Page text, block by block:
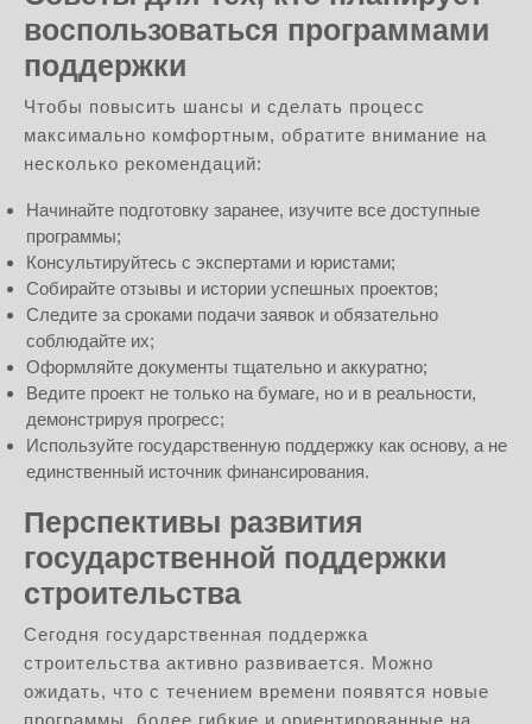
воспользоваться программами
поддержки
Чтобы повысить шансы и сделать процесс
максимально комфортным, обратите внимание на
несколько рекомендаций:
Начинайте подготовку заранее, изучите все доступные
программы;
Консультируйтесь с экспертами и юристами;
Собирайте отзывы и истории успешных проектов;
Следите за сроками подачи заявок и обязательно
соблюдайте их;
Оформляйте документы тщательно и аккуратно;
Ведите проект не только на бумаге, но и в реальности,
демонстрируя прогресс;
Используйте государственную поддержку как основу, а не
единственный источник финансирования.
Перспективы развития
государственной поддержки
строительства
Сегодня государственная поддержка
строительства активно развивается. Можно
ожидать, что с течением времени появятся новые
программы, более гибкие и ориентированные на